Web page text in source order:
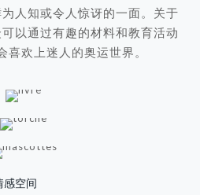
人知或令人惊讶的一面。关于
以通过有趣的材料和教育活动
喜欢上迷人的奥运世界。
感空间